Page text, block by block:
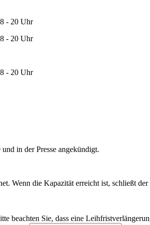
- 20 Uhr
- 20 Uhr
- 20 Uhr
in der Presse angekündigt.
Wenn die Kapazität erreicht ist, schließt
beachten Sie, dass eine